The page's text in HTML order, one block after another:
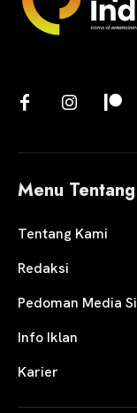
Menu
Tentang Kami
Redaksi
Pedoman Media
Info Iklan
Karier